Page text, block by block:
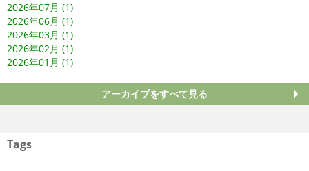
2026年07月 (1)
2026年06月 (1)
2026年03月 (1)
2026年02月 (1)
2026年01月 (1)
アーカイブをすべて見る
Tags